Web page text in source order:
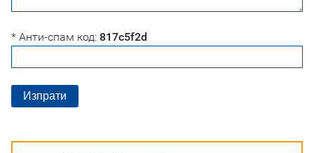
* Анти-спам код: 817c5f2d
Изпрати